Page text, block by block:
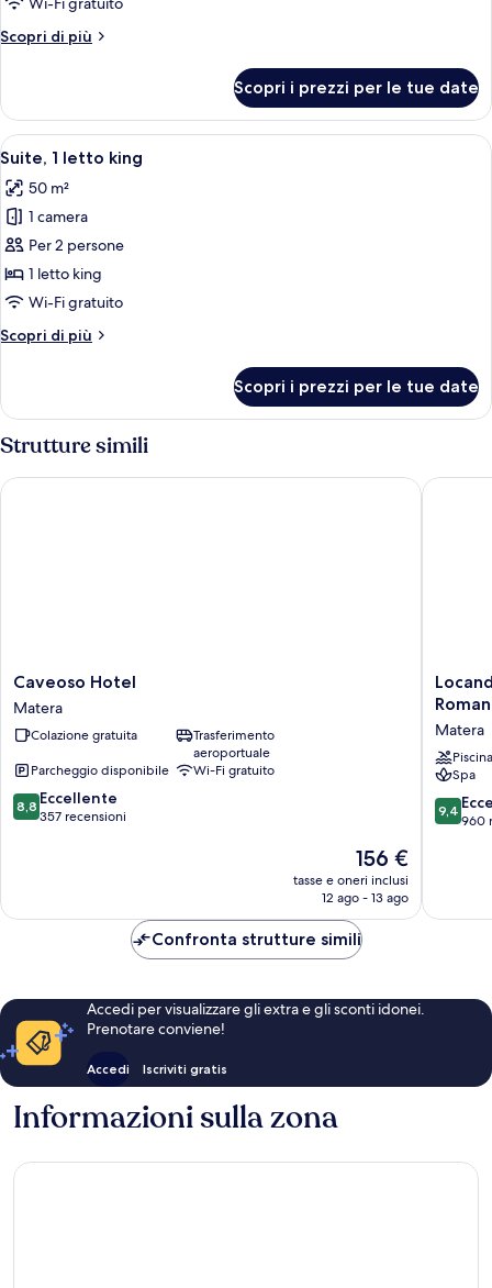
Scopri di più
Altri
Scopri i prezzi per le tue date
Apri
tutte
le
foto
per
Suite,
1
king
Una camera da letto con un arco in
4
Suite, 1 letto king
50 m²
1 camera
Per 2 persone
1 letto king
Wi-Fi gratuito
Scopri di più
Altri
1
king
Scopri i prezzi per le tue date
Strutture simili
Caveoso
Hotel
Matera
Caveoso Hotel
Matera
Colazione gratuita
Trasferimento
aeroportuale
Parcheggio disponibile
Wi-Fi gratuito
8.8
su
8,8 Eccellente
357 recensioni
Il
prezzo
attuale
156 €
156 €
tasse e oneri inclusi
12 ago - 13 ago
Caveoso Hotel
Locanda
di
Martino
Hotel
&
Termae
Matera
Piscina
Spa
9.4
su
9,4
960
Confronta strutture simili
Accedi per visualizzare gli extra e gli sconti idonei.
Prenotare conviene!
Accedi Iscriviti gratis
Informazioni sulla zona